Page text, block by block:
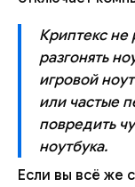
Криптекс не
разгонять
игровой
или частые
повредить
ноутбука.
Если вы всё же